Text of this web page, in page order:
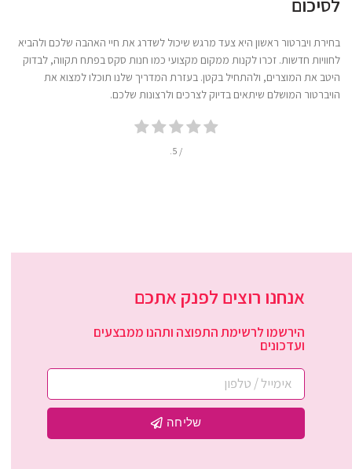
בחירת ויברטור ראשון היא צעד מרגש שיכול לשדרג את חיי האהבה שלכם ולהביא
לחוויות חדשות. זכרו לקנות ממקום מקצועי כמו חנות סקס בפתח תקווה, לבדוק
היטב את המוצרים, ולהתחיל בקטן. בעזרת המדריך שלנו תוכלו למצוא את
הויברטור המושלם שיתאים בדיוק לצרכים ולרצונות שלכם.
/ 5.
אנחנו רוצים לפנק אתכם
הירשמו לרשימת התפוצה ותהנו ממבצעים
ועדכונים
שליחה